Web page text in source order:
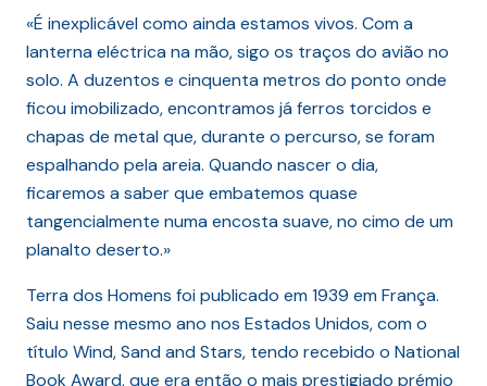
«É inexplicável como ainda estamos vivos. Com a
lanterna eléctrica na mão, sigo os traços do avião no
solo. A duzentos e cinquenta metros do ponto onde
ficou imobilizado, encontramos já ferros torcidos e
chapas de metal que, durante o percurso, se foram
espalhando pela areia. Quando nascer o dia,
ficaremos a saber que embatemos quase
tangencialmente numa encosta suave, no cimo de um
planalto deserto.»
Terra dos Homens foi publicado em 1939 em França.
Saiu nesse mesmo ano nos Estados Unidos, com o
título Wind, Sand and Stars, tendo recebido o National
Book Award, que era então o mais prestigiado prémio